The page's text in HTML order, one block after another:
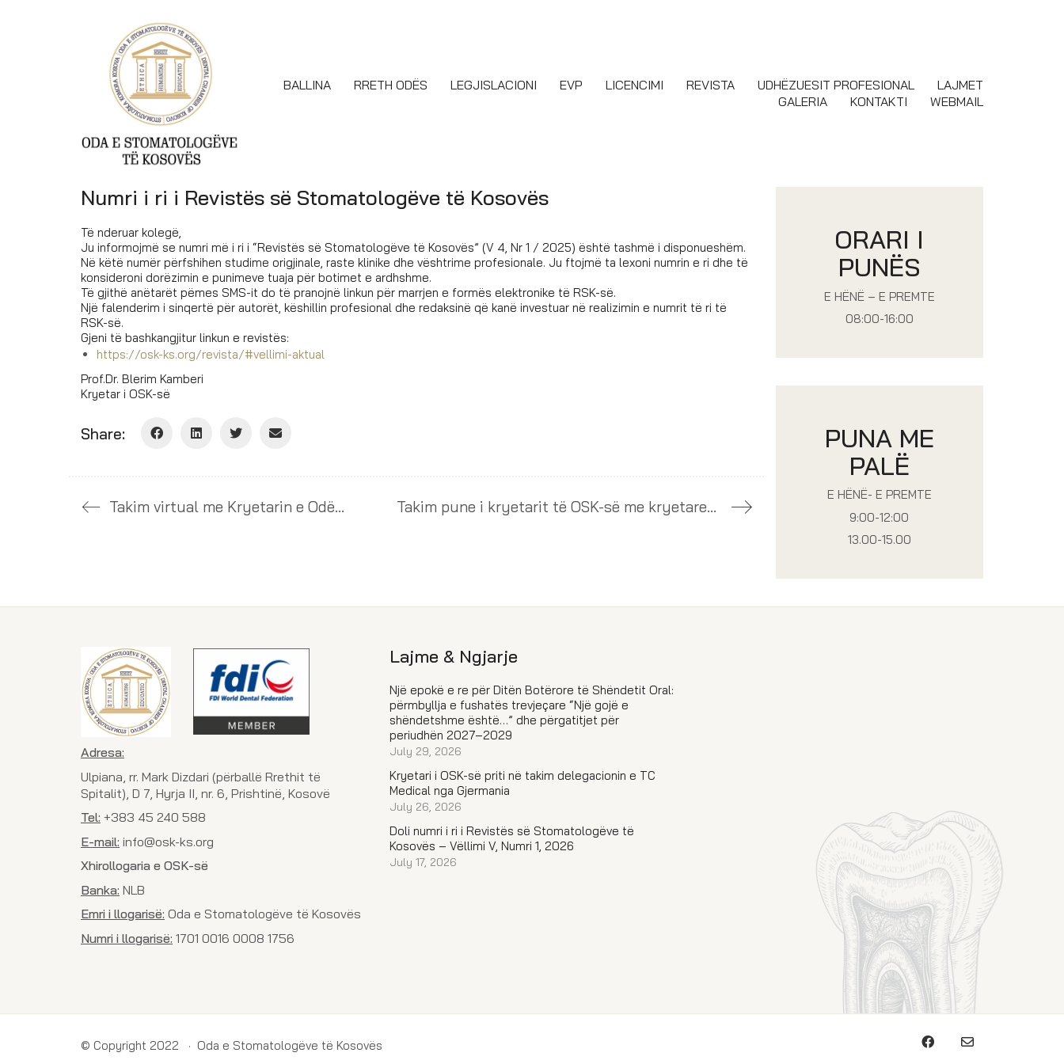
BALLINA RRETH ODËS LEGJISLACIONI EVP LICENCIMI REVISTA UDHËZUESIT PROFESIONAL
LAJMET
GALERIA
KONTAKTI WEBMAIL
Numri i ri i Revistës së Stomatologëve të Kosovës
Të nderuar kolegë,
Ju informojmë se numri më i ri i “Revistës së Stomatologëve të Kosovës” (V 4, Nr 1 / 2025) është tashmë i disponueshëm.
Në këtë numër përfshihen studime origjinale, raste klinike dhe vështrime profesionale. Ju ftojmë ta lexoni numrin e ri dhe të
konsideroni dorëzimin e punimeve tuaja për botimet e ardhshme.
Të gjithë anëtarët pëmes SMS-it do të pranojnë linkun për marrjen e formës elektronike të RSK-së.
Një falenderim i sinqertë për autorët, këshillin profesional dhe redaksinë që kanë investuar në realizimin e numrit të ri të
RSK-së.
Gjeni të bashkangjitur linkun e revistës:
https://osk-ks.org/revista/#vellimi-aktual
Prof.Dr. Blerim Kamberi
Kryetar i OSK-së
Share:
Takim virtual me Kryetarin e Odës së Stomatologëve të Stambollit Takim pune i kryetarit të OSK-së me kryetaren e Shoqatës së Stomatologëve të Kosovës
ORARI I
PUNËS
E HËNË – E PREMTE
08:00-16:00
PUNA ME
PALË
E HËNË- E PREMTE
9:00-12:00
13.00-15.00
Adresa:
Ulpiana, rr. Mark Dizdari (përballë Rrethit të
Spitalit), D 7, Hyrja II, nr. 6, Prishtinë, Kosovë
Tel: +383 45 240 588
E-mail: info@osk-ks.org
Xhirollogaria e OSK-së
Banka: NLB
Emri i llogarisë: Oda e Stomatologëve të Kosovës
Numri i llogarisë: 1701 0016 0008 1756
Lajme & Ngjarje
Një epokë e re për Ditën Botërore të Shëndetit Oral:
përmbyllja e fushatës trevjeçare “Një gojë e
shëndetshme është…” dhe përgatitjet për
periudhën 2027–2029
July 29, 2026
Kryetari i OSK-së priti në takim delegacionin e TC
Medical nga Gjermania
July 26, 2026
Doli numri i ri i Revistës së Stomatologëve të
Kosovës – Vëllimi V, Numri 1, 2026
July 17, 2026
© Copyright 2022 · Oda e Stomatologëve të Kosovës